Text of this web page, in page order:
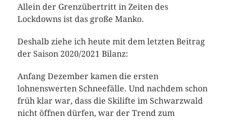
Allein der Grenzübertritt in Zeiten des
Lockdowns ist das große Manko.
Deshalb ziehe ich heute mit dem letzten Beitrag
der Saison 2020/2021 Bilanz:
Anfang Dezember kamen die ersten
lohnenswerten Schneefälle. Und nachdem schon
früh klar war, dass die Skilifte im Schwarzwald
nicht öffnen dürfen, war der Trend zum